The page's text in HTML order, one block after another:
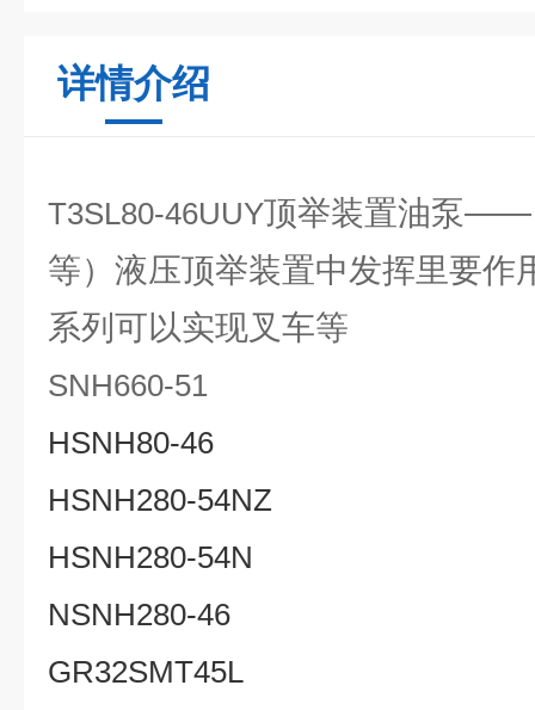
详情介绍
T3SL80-46UUY顶举装置油泵——
等）液压顶举装置中发挥里要作
系列可以实现叉车等
SNH660-51
HSNH80-46
HSNH280-54NZ
HSNH280-54N
NSNH280-46
GR32SMT45L